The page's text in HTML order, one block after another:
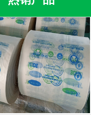
降解筒膜 制袋膜 蓝色单面印刷